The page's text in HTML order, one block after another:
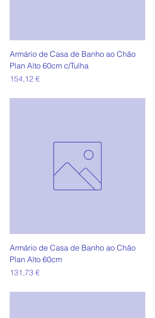
Armário de Casa de Banho ao Chão
Plan Alto 60cm c/Tulha
Preço
154,12 €
Armário de Casa de Banho ao Chão
Plan Alto 60cm
Preço
131,73 €